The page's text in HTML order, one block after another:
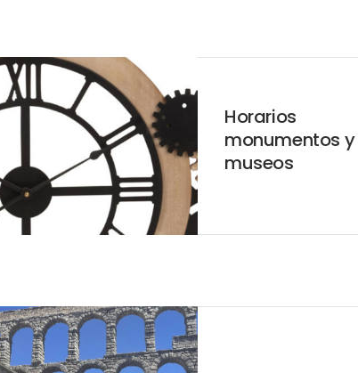
Horarios
monumentos y
museos